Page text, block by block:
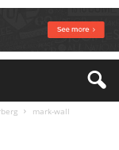
mark-wall